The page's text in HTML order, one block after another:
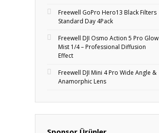
Freewell GoPro Hero13 Black Filters
Standard Day 4Pack
Freewell DJI Osmo Action 5 Pro Glow
Mist 1/4 – Professional Diffusion
Effect
Freewell DJI Mini 4 Pro Wide Angle &
Anamorphic Lens